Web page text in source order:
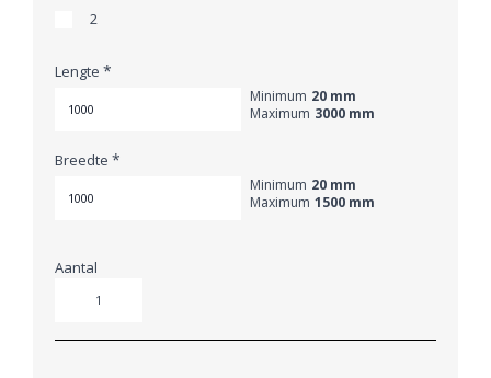
2
Lengte *
Minimum 20 mm
Maximum 3000 mm
Breedte *
Minimum 20 mm
Maximum 1500 mm
Aantal